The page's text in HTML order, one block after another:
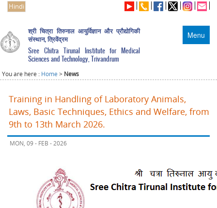
Hindi
Menu
श्री चित्रा तिरुनाल आयुर्विज्ञान और प्रौद्योगिकी
संस्थान, त्रिवेंद्रम
Sree Chitra Tirunal Institute for Medical
Sciences and Technology, Trivandrum
You are here : Home > News
Training in Handling of Laboratory Animals,
Laws, Basic Techniques, Ethics and Welfare, from
9th to 13th March 2026.
MON, 09 - FEB - 2026